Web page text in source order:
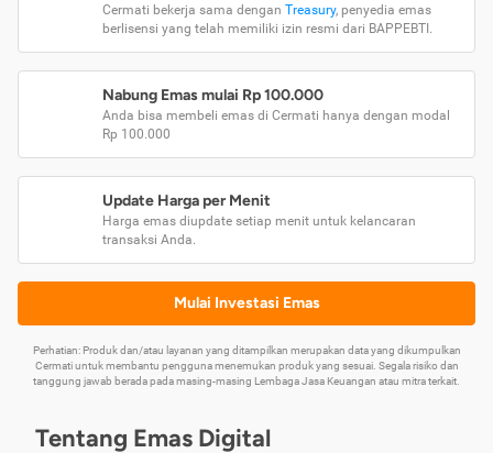
Cermati bekerja sama dengan Treasury, penyedia emas
berlisensi yang telah memiliki izin resmi dari BAPPEBTI.
Nabung Emas mulai Rp 100.000
Anda bisa membeli emas di Cermati hanya dengan modal
Rp 100.000
Update Harga per Menit
Harga emas diupdate setiap menit untuk kelancaran
transaksi Anda.
Mulai Investasi Emas
Perhatian: Produk dan/atau layanan yang ditampilkan merupakan data yang dikumpulkan
Cermati untuk membantu pengguna menemukan produk yang sesuai. Segala risiko dan
tanggung jawab berada pada masing-masing Lembaga Jasa Keuangan atau mitra terkait.
Tentang Emas Digital